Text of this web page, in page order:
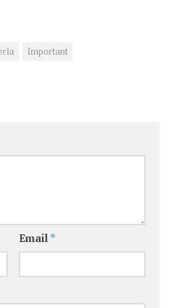
Important
Email *